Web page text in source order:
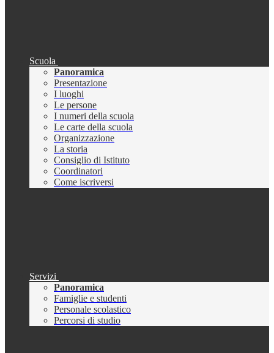
Scuola
Panoramica
Presentazione
I luoghi
Le persone
I numeri della scuola
Le carte della scuola
Organizzazione
La storia
Consiglio di Istituto
Coordinatori
Come iscriversi
Servizi
Panoramica
Famiglie e studenti
Personale scolastico
Percorsi di studio